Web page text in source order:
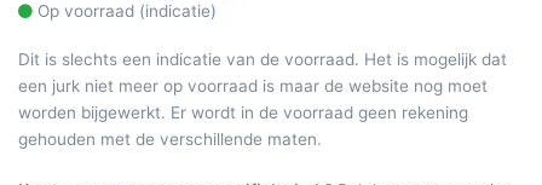
Op voorraad (indicatie)
Dit is slechts een indicatie van de voorraad. Het is mogelijk dat
een jurk niet meer op voorraad is maar de website nog moet
worden bijgewerkt. Er wordt in de voorraad geen rekening
gehouden met de verschillende maten.